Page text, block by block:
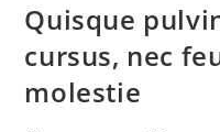
Quisque
cursus, nec
molestie